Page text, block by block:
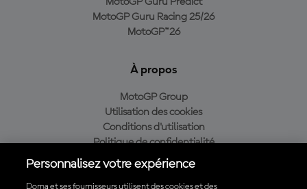
MotoGP Guru Racing 25/26
MotoGP™26
À propos
MotoGP Group
Utilisation des cookies
Conditions d'utilisation
Politique de confidentialité
Politique d’achat
Personnalisez votre expérience
Dorna et ses fournisseurs utilisent des cookies et des